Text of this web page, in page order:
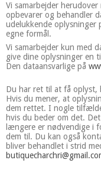
Vi samarbejder
opbevarer og behandler
udelukkende oplysninger
egne formål.
Vi samarbejder kun med
give dine oplysninger en
Den dataansvarlige på
Du har ret til at få oplyst,
Hvis du mener, at
dem rettet. I nogle
hvis du beder om det.
længere er nødvendige i
dem til. Du kan også
bliver behandlet i strid